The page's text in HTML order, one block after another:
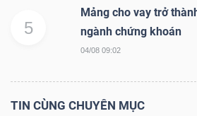
5
Mảng cho vay trở
ngành chứng khoán
04/08 09:02
TIN CÙNG CHUYÊN MỤC
THÔNG